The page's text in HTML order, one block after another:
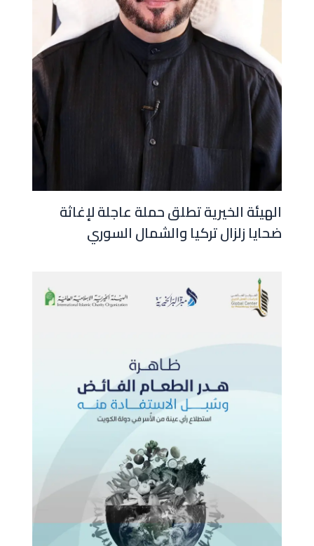
الهيئة الخيرية تطلق حملة عاجلة لإغاثة
ضحايا زلزال تركيا والشمال السوري